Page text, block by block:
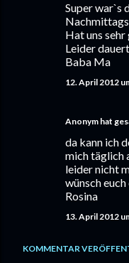
Super war`s
Hat uns
Leider
Baba Ma
12. April 2012
Anonym hat
da kann ich
mich täglich
leider nicht
wünsch
Rosina
13. April 2012
KOMMENTAR